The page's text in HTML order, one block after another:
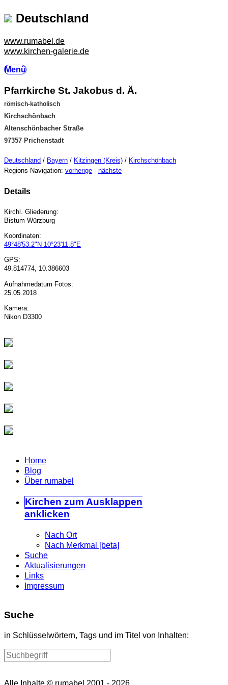
Deutschland
www.rumabel.de
www.kirchen-galerie.de
Menü
Pfarrkirche St. Jakobus d. Ä.
römisch-katholisch
Kirchschönbach
Altenschönbacher Straße
97357 Prichenstadt
Deutschland / Bayern / Kitzingen (Kreis) / Kirchschönbach
Regions-Navigation: vorherige - nächste
Details
Kirchl. Gliederung:
Bistum Würzburg
Koordinaten:
49°48'53.2"N 10°23'11.8"E
GPS:
49.814774, 10.386603
Aufnahmedatum Fotos:
25.05.2018
Kamera:
Nikon D3300
Home
Blog
Über rumabel
Kirchen zum Ausklappen
anklicken
Nach Ort
Nach Merkmal [beta]
Suche
Aktualisierungen
Links
Impressum
Suche
in Schlüsselwörtern, Tags und im Titel von Inhalten: